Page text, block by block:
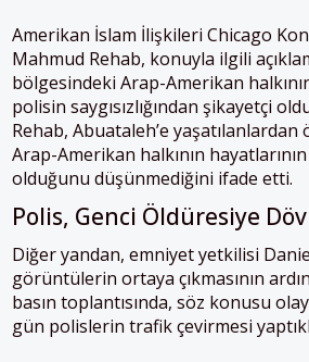
Amerikan İslam İlişkileri Chicago
Mahmud Rehab, konuyla ilgili
bölgesindeki Arap-Amerikan
polisin saygısızlığından şikayetçi
Rehab, Abuataleh’e yaşatılanlardan
Arap-Amerikan halkının
olduğunu düşünmediğini ifade etti.
Polis, Genci Öldüresiye
Diğer yandan, emniyet yetkilisi
görüntülerin ortaya çıkmasının
basın toplantısında, söz konusu
gün polislerin trafik çevirmesi